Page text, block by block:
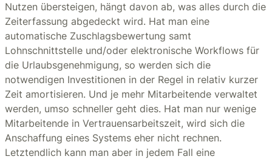
Nutzen übersteigen, hängt davon ab, was alles durch die
Zeiterfassung abgedeckt wird. Hat man eine
automatische Zuschlagsbewertung samt
Lohnschnittstelle und/oder elektronische Workflows für
die Urlaubsgenehmigung, so werden sich die
notwendigen Investitionen in der Regel in relativ kurzer
Zeit amortisieren. Und je mehr Mitarbeitende verwaltet
werden, umso schneller geht dies. Hat man nur wenige
Mitarbeitende in Vertrauensarbeitszeit, wird sich die
Anschaffung eines Systems eher nicht rechnen.
Letztendlich kann man aber in jedem Fall eine